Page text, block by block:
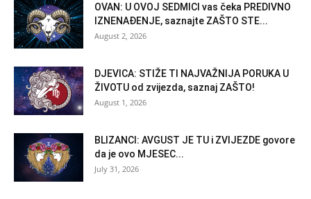
OVAN: U OVOJ SEDMICI vas čeka PREDIVNO
IZNENAĐENJE, saznajte ZAŠTO STE...
August 2, 2026
DJEVICA: STIŽE TI NAJVAŽNIJA PORUKA U
ŽIVOTU od zvijezda, saznaj ZAŠTO!
August 1, 2026
BLIZANCI: AVGUST JE TU i ZVIJEZDE govore
da je ovo MJESEC...
July 31, 2026